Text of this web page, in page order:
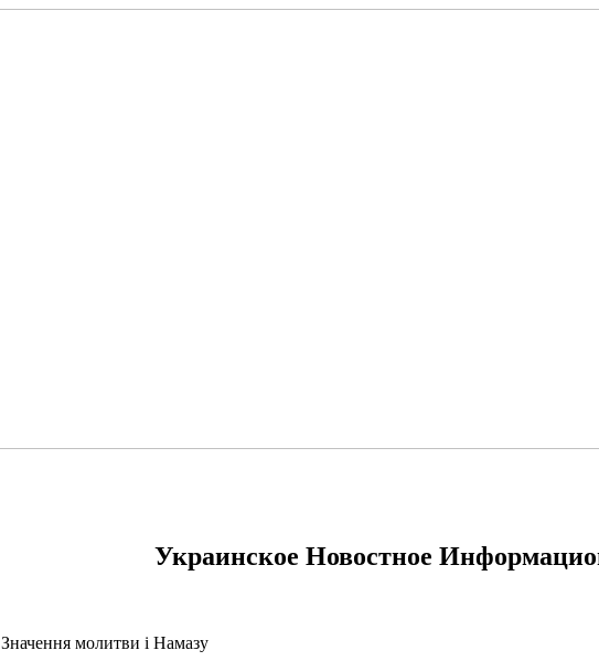
Украинское Новостное
Значення молитви і Намазу